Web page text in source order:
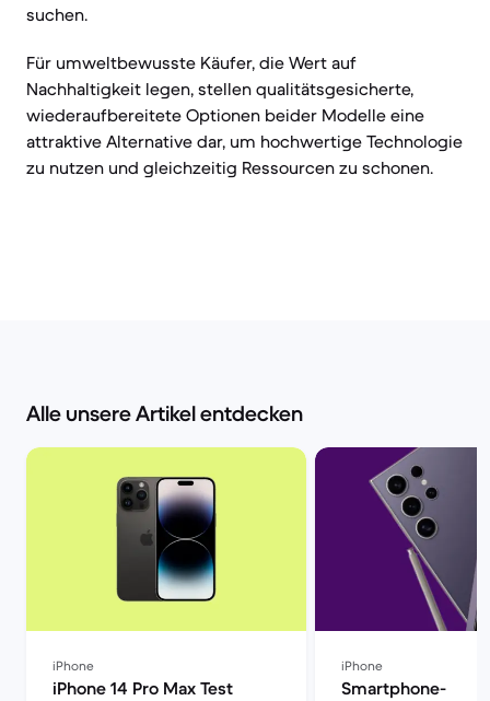
suchen.
Für umweltbewusste Käufer, die Wert auf
Nachhaltigkeit legen, stellen qualitätsgesicherte,
wiederaufbereitete Optionen beider Modelle eine
attraktive Alternative dar, um hochwertige Technologie
zu nutzen und gleichzeitig Ressourcen zu schonen.
Alle unsere Artikel entdecken
iPhone
iPhone 14 Pro Max Test
iPhone
Smartphone-